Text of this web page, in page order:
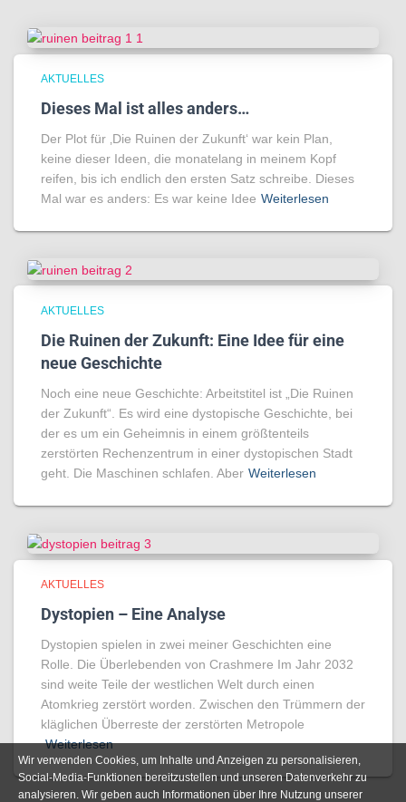
AKTUELLES
Dieses Mal ist alles anders…
Der Plot für ‚Die Ruinen der Zukunft‘ war kein Plan,
keine dieser Ideen, die monatelang in meinem Kopf
reifen, bis ich endlich den ersten Satz schreibe. Dieses
Mal war es anders: Es war keine Idee Weiterlesen
AKTUELLES
Die Ruinen der Zukunft: Eine Idee für eine
neue Geschichte
Noch eine neue Geschichte: Arbeitstitel ist „Die Ruinen
der Zukunft“. Es wird eine dystopische Geschichte, bei
der es um ein Geheimnis in einem größtenteils
zerstörten Rechenzentrum in einer dystopischen Stadt
geht. Die Maschinen schlafen. Aber Weiterlesen
AKTUELLES
Dystopien – Eine Analyse
Dystopien spielen in zwei meiner Geschichten eine
Rolle. Die Überlebenden von Crashmere Im Jahr 2032
sind weite Teile der westlichen Welt durch einen
Atomkrieg zerstört worden. Zwischen den Trümmern der
kläglichen Überreste der zerstörten Metropole
Weiterlesen
Wir verwenden Cookies, um Inhalte und Anzeigen zu personalisieren,
Social-Media-Funktionen bereitzustellen und unseren Datenverkehr zu
analysieren. Wir geben auch Informationen über Ihre Nutzung unserer